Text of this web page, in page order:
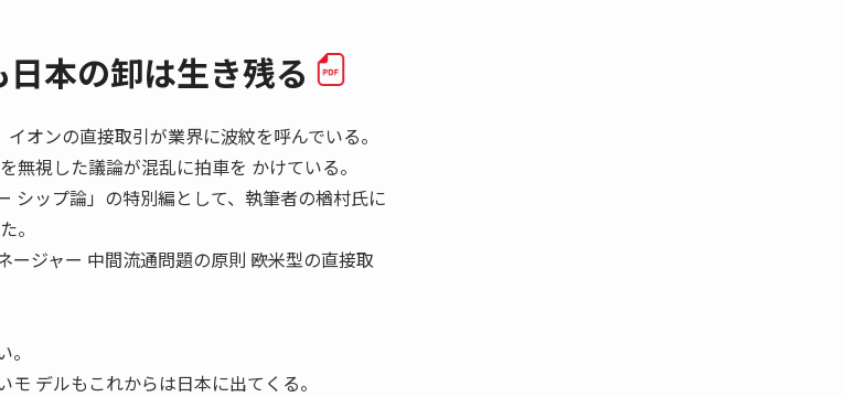
本の卸は生き残る
オンの直接取引が業界に波紋を呼んでいる。
視した議論が混乱に拍車を かけている。
シップ論」の特別編として、執筆者の楢村氏に
。
ャー 中間流通問題の原則 ――欧米型の直接取
デルもこれからは日本に出てくる。